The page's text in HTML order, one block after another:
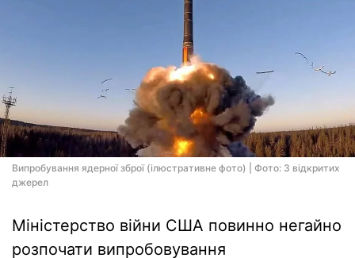
Випробування ядерної зброї (ілюстративне фото) | Фото: З відкритих
джерел
Міністерство війни США повинно негайно
розпочати випробовування